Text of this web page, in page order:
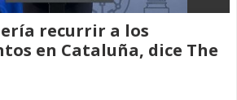
recurrir a los
en Cataluña, dice The